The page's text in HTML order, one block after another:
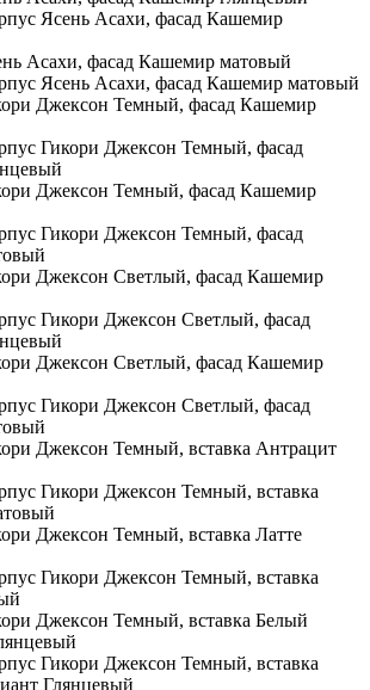
Ясень Асахи, фасад Кашемир
Ясень Асахи, фасад Кашемир матовый
Гикори Джексон Темный, фасад
Гикори Джексон Темный, фасад
Гикори Джексон Светлый, фасад
Гикори Джексон Светлый, фасад
Гикори Джексон Темный, вставка
Гикори Джексон Темный, вставка
Гикори Джексон Темный, вставка
Глянцевый